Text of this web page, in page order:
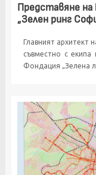
Представяне на
„Зелен ринг
Главният архитект
съвместно с
Фондация „Зелена